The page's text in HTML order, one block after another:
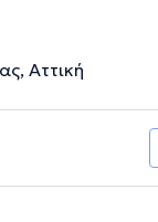
Αττική